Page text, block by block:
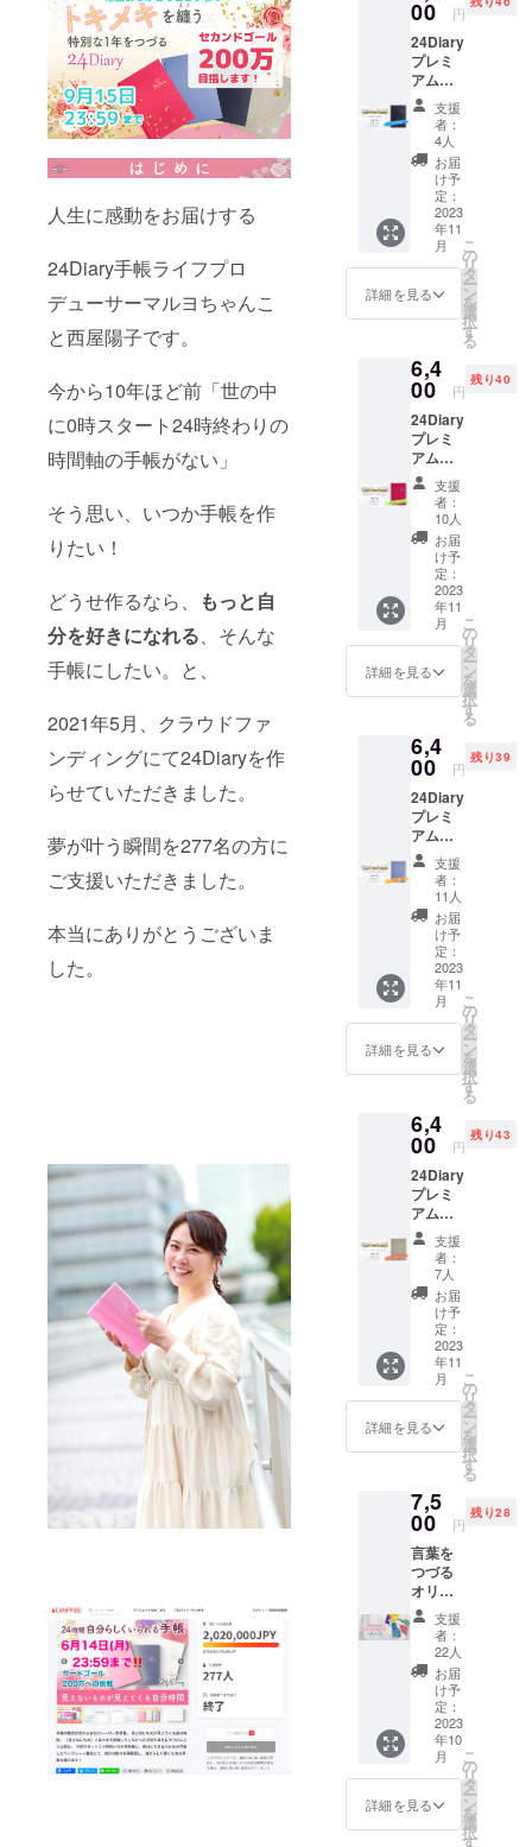
人生に感動をお届けする
24Diary手帳ライフプロ
デューサーマルヨちゃんこ
と西屋陽子です。
今から10年ほど前「世の中
に0時スタート24時終わりの
時間軸の手帳がない」
そう思い、いつか手帳を作
りたい！
どうせ作るなら、
もっと自
分を好きになれる、そんな
手帳にしたい。と、
2021年5月、クラウドファ
ンディングにて24Diaryを作
らせていただきました。
夢が叶う瞬間を277名の方に
ご支援いただきました。
本当にありがとうございま
した。
24Diary
本体と
同じ用
紙で書
き心地
も試せ
ます。
A5サイ
ズ 本
文12P
ウィー
リー・
デイ
リーの
使い方
※トライ
ブック
をご使
ない方
は、
手帳が
好きな
方や夢
や目標
に向
かって
頑張っ
ている
身近
な方に
ントし
ていた
迎です♪
※このリ
ターン
には手
帳はつ
いてお
りませ
ん。
マンス
リーを
まるっ
とレク
チャー
。 オン
ライン
zoomに
て開
催。 セ
ミナー
所要時
間2時間
30分
2023年
10月～
はメー
ルにて
ご案内
いたし
ます。
00 円
24Diary
プレミ
アム
Trust
Bear
～トラ
ストベ
ア～
単品 1
冊 送料
込み ＜
仕様＞
□1冊3ヶ
月 分 □
日付曜
日フ
□A5サ
イズ □
布貼り
ハード
カバー
支援
者：
4人
お届
け予
定：
2023
年11
月
詳細を見る
こ
の
リ
タ
ー
ン
を
選
択
す
る
6,4
00 円
残り40
24Diary
プレミ
アム
Raspbe
rry
Dream
～ラ
ズベ
リード
リーム
～ 単品
1冊 送
料込み
＜仕様
＞ □1冊
3ヶ月
付曜日
フリー
□A5サ
イズ □
布貼り
ハード
カバー
支援
者：
10人
お届
け予
定：
2023
年11
月
詳細を見る
こ
の
リ
タ
ー
ン
を
選
択
す
る
6,4
00 円
残り39
24Diary
プレミ
アム
French
Sky
～フレ
ンチス
カイ～
単品 1
冊 送料
込み ＜
仕様＞
□1冊3ヶ
月 分 □
日付曜
日フ
□A5サ
イズ □
布貼り
ハード
カバー
支援
者：
11人
お届
け予
定：
2023
年11
月
詳細を見る
こ
の
リ
タ
ー
ン
を
選
択
す
る
6,4
00 円
残り43
24Diary
プレミ
アム
Champ
agne
Party
～シャ
ンパン
パー
ティ～
単品 1
冊 送料
込み ＜
仕様＞
□1冊3ヶ
月 分 □
日フ
リー
□A5サ
イズ □
布貼り
ハード
カバー
支援
者：
7人
お届
け予
定：
2023
年11
月
詳細を見る
こ
の
リ
タ
ー
ン
を
選
択
す
る
7,5
00 円
残り28
言葉を
つづる
オリジ
ナルイ
ンク5色
セット
・自分
を認め
愛する
碧 ・不
満が感
謝に変
わる紅
・進化
し続け
る翠 ・
支援
者：
22人
お届
け予
定：
2023
年10
月
詳細を見る
こ
の
リ
タ
ー
ン
を
選
択
す